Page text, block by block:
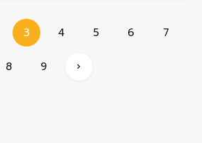
3 4 5 6 7
8 9 ›